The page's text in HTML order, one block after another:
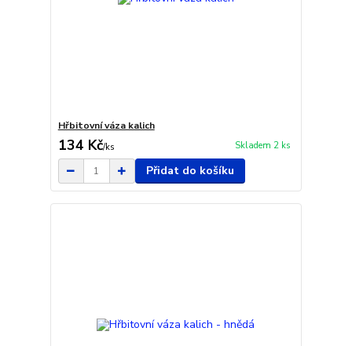
Hřbitovní váza kalich
134 Kč/ks Skladem 2 ks
Přidat do košíku